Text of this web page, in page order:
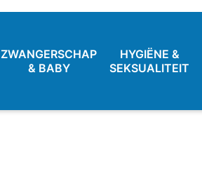
ZWANGERSCHAP
& BABY
HYGIËNE &
SEKSUALITEIT